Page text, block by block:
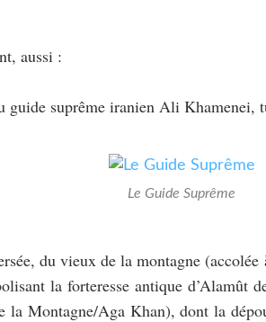
aussi :
guide suprême iranien Ali Khamenei,
Le Guide Suprême
du vieux de la montagne
la forteresse antique d’Alamût
la Montagne/Aga Khan), dont la